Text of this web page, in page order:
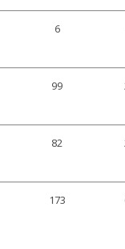
6
99
82
173